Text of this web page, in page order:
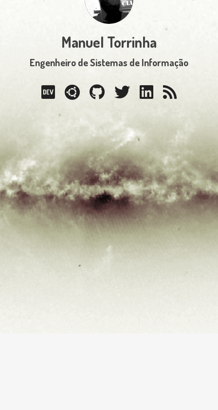
Manuel Torrinha
Engenheiro de Sistemas de Informação